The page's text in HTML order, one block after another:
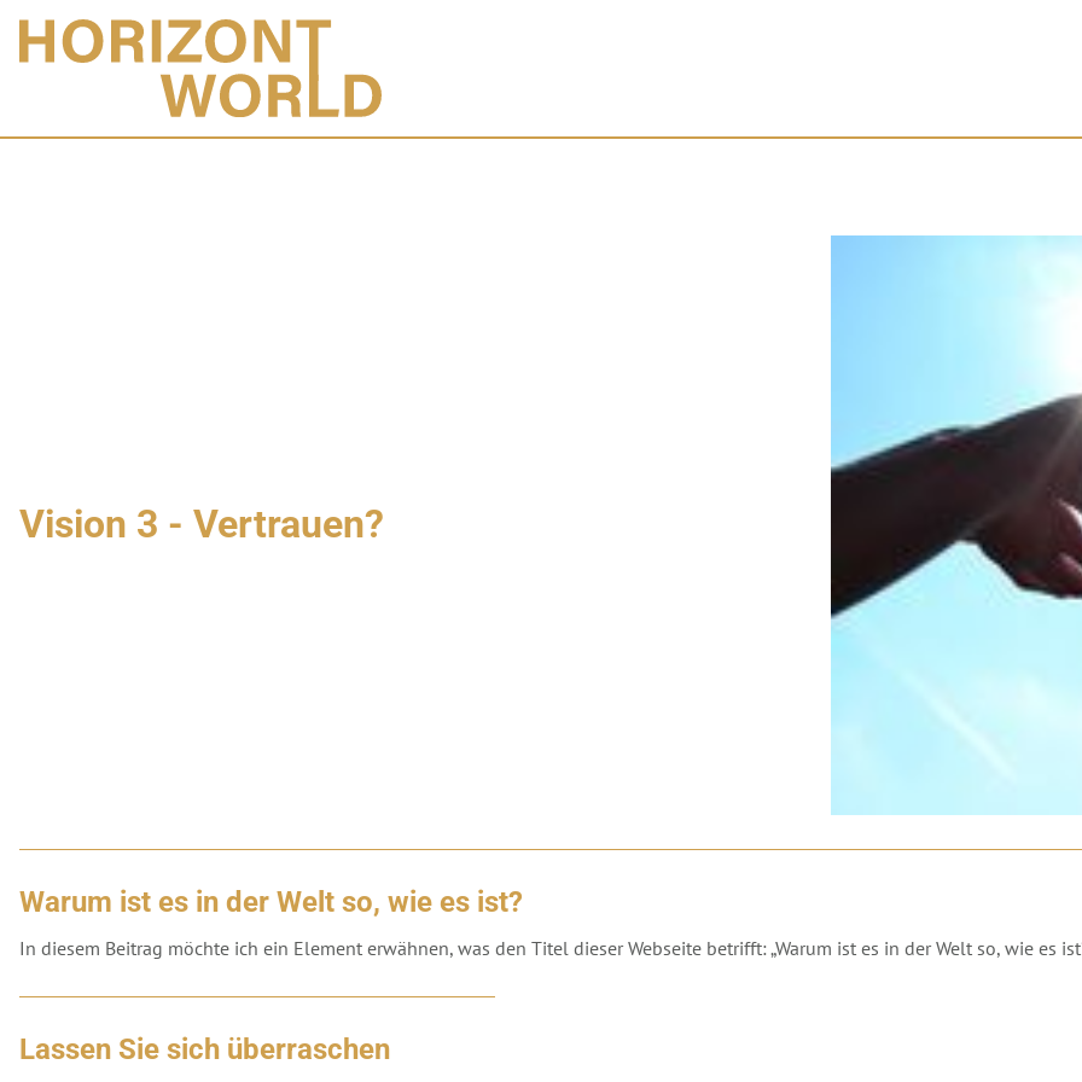
Vision 3 - Vertrauen?
Warum ist es in der Welt so, wie es ist?
In diesem Beitrag möchte ich ein Element erwähnen, was den Titel dieser Webseite betrifft: „Warum ist es in der Welt so, wie es
Lassen Sie sich überraschen